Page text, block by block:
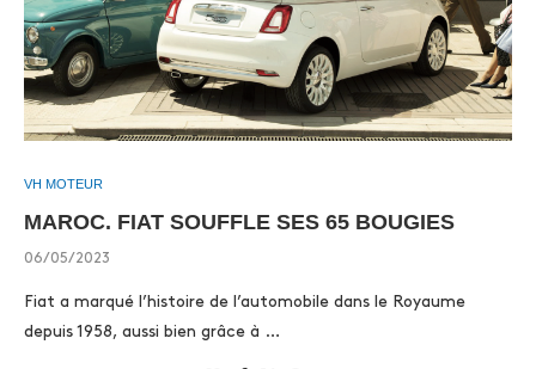
VH MOTEUR
MAROC. FIAT SOUFFLE SES 65 BOUGIES
06/05/2023
Fiat a marqué l’histoire de l’automobile dans le Royaume
depuis 1958, aussi bien grâce à …